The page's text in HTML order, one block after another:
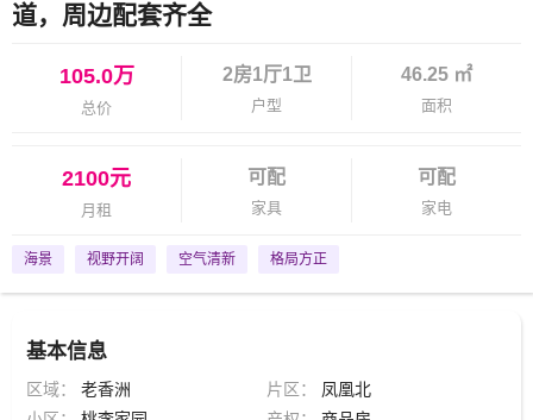
道，周边配套齐全
105.0万
总价
2房1厅1卫
户型
46.25 ㎡
面积
2100元
月租
可配
家具
可配
家电
海景 视野开阔 空气清新 格局方正
基本信息
区域： 老香洲 片区：
凤凰北